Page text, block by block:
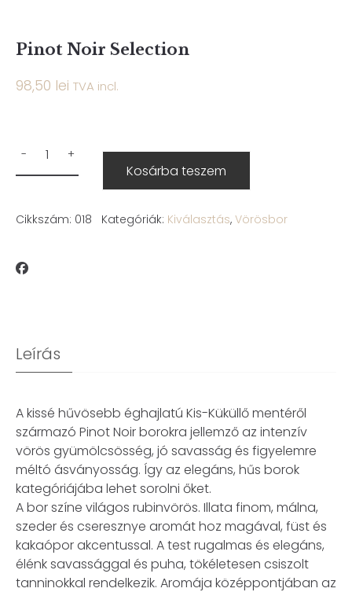
Pinot Noir Selection
98,50 lei TVA incl.
Kosárba teszem
Cikkszám: 018 Kategóriák: Kiválasztás, Vörösbor
Leírás
A kissé hűvösebb éghajlatú Kis-Küküllő mentéről
származó Pinot Noir borokra jellemző az intenzív
vörös gyümölcsösség, jó savasság és figyelemre
méltó ásványosság. Így az elegáns, hűs borok
kategóriájába lehet sorolni őket.
A bor színe világos rubinvörös. Illata finom, málna,
szeder és cseresznye aromát hoz magával, füst és
kakaópor akcentussal. A test rugalmas és elegáns,
élénk savassággal és puha, tökéletesen csiszolt
tanninokkal rendelkezik. Aromája középpontjában az